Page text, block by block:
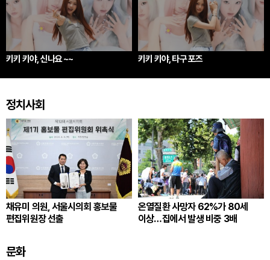
키키 키야, 신나요 ~~ 키키 키야, 타구 포즈
정치사회
채유미 의원, 서울시의회 홍보물
편집위원장 선출
온열질환 사망자 62%가 80세
이상…집에서 발생 비중 3배
문화